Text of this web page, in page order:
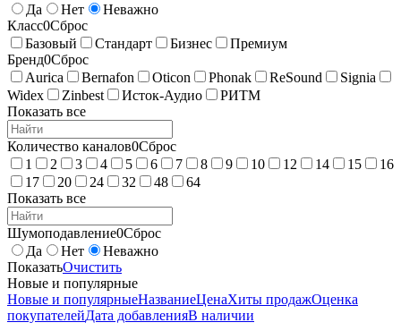
Да
Нет
Неважно
Класс0Сброс
Базовый
Стандарт Бизнес
Премиум
Бренд0Сброс
Aurica
Bernafon Oticon Phonak ReSound
Signia
Widex
Zinbest Исток-Аудио
РИТМ
Показать все
Количество каналов0Сброс
1
2 3 4 5 6 7 8 9 10 12 14 15
16
17
20 24 32 48
64
Показать все
Шумоподавление0Сброс
Да
Нет
Неважно
ПоказатьОчистить
Новые и популярные
Новые и популярныеНазваниеЦенаХиты продажОценка
покупателейДата добавленияВ наличии